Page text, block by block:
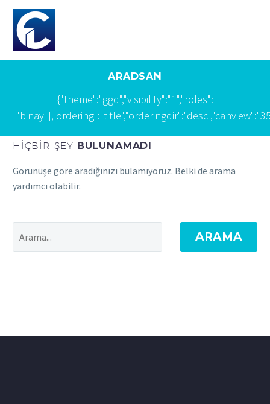
ARADSAN
{"theme":"ggd","visibility":"1","roles":
HIÇBIR ŞEY BULUNAMADI
Görünüşe göre aradığınızı bulamıyoruz. Belki de arama
yardımcı olabilir.
ARAMA